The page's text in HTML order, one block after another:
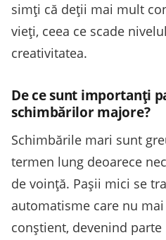
simți că deții mai mult
vieți, ceea ce scade
creativitatea.
De ce sunt importanți
schimbărilor majore?
Schimbările mari sunt
termen lung deoarece
de voință. Pașii mici se
automatisme care nu
conștient, devenind